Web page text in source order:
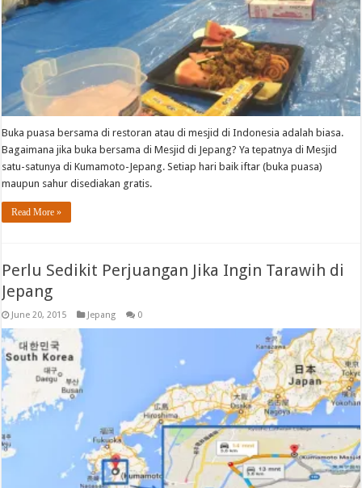
Buka puasa bersama di restoran atau di mesjid di Indonesia adalah biasa.
Bagaimana jika buka bersama di Mesjid di Jepang? Ya tepatnya di Mesjid
satu-satunya di Kumamoto-Jepang. Setiap hari baik iftar (buka puasa)
maupun sahur disediakan gratis.
Read More »
Perlu Sedikit Perjuangan Jika Ingin Tarawih di
Jepang
June 20, 2015 Jepang 0